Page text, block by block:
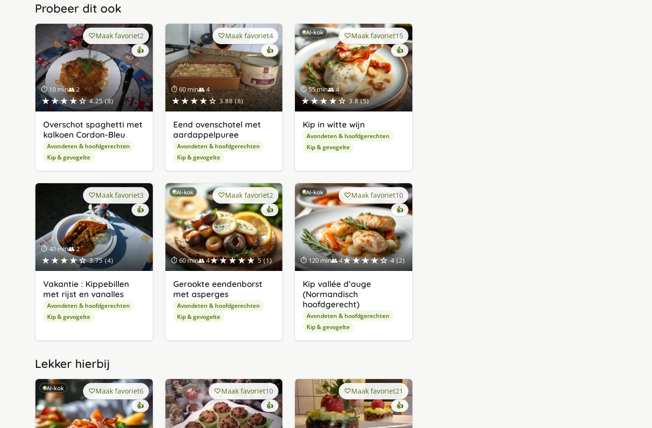
Probeer dit ook
⏱ 10 min👥 2
★★★★☆ 4.25 (8)
Maak favoriet2
👍
Overschot spaghetti met
kalkoen Cordon-Bleu
Avondeten & hoofdgerechten
Kip & gevogelte
⏱ 60 min👥 4
★★★★☆ 3.88 (8)
Maak favoriet4
👍
Eend ovenschotel met
aardappelpuree
Avondeten & hoofdgerechten
Kip & gevogelte
AI-kok
⏱ 55 min👥 4
★★★★☆ 3.8 (5)
Maak favoriet15
👍
Kip in witte wijn
Avondeten & hoofdgerechten
Kip & gevogelte
⏱ 40 min👥 2
★★★★☆ 3.75 (4)
Maak favoriet3
👍
Vakantie : Kippebillen
met rijst en vanalles
Avondeten & hoofdgerechten
Kip & gevogelte
AI-kok
⏱ 60 min👥 4★★★★★ 5 (1)
Maak favoriet2
👍
Gerookte eendenborst
met asperges
Avondeten & hoofdgerechten
Kip & gevogelte
AI-kok
⏱ 120 min👥 4★★★★☆ 4 (2)
Maak favoriet10
👍
Kip vallée d’auge
(Normandisch
hoofdgerecht)
Avondeten & hoofdgerechten
Kip & gevogelte
Lekker hierbij
AI-kok Maak favoriet6
👍
Maak favoriet10
👍
Maak favoriet21
👍